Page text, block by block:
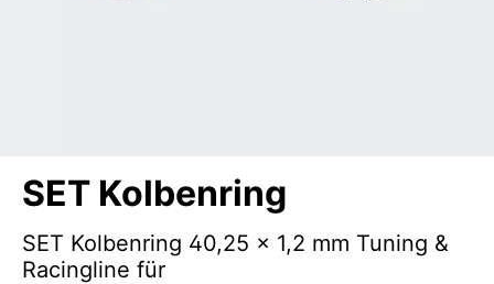
SET Kolbenring
SET Kolbenring 40,25 x 1,2 mm Tuning &
Racingline für